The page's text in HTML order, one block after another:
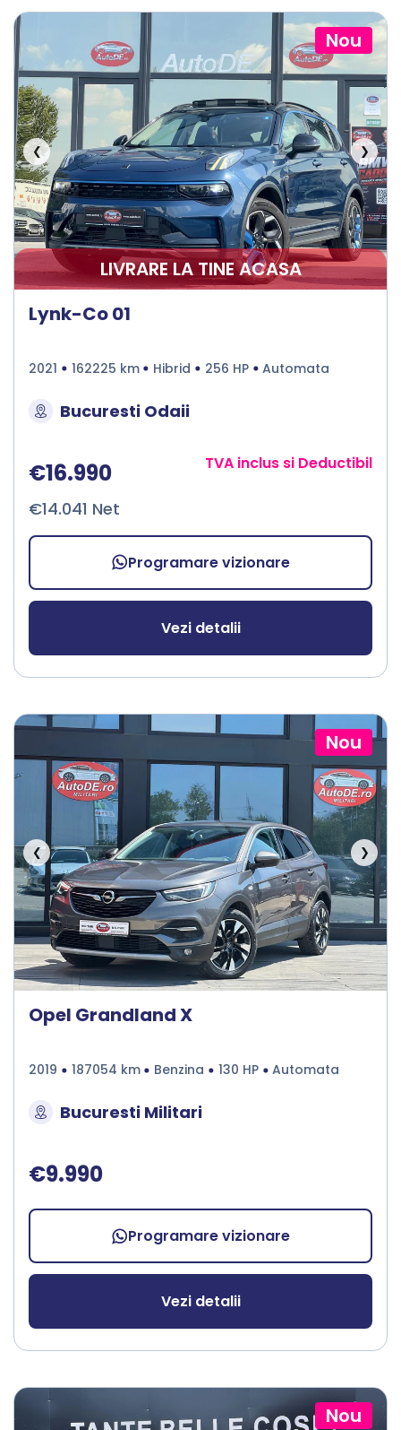
Nou
❮ ❯
LIVRARE LA TINE ACASA
Lynk-Co 01
2021 162225 km Hibrid 256 HP Automata
Bucuresti Odaii
€16.990
€14.041 Net
TVA inclus si Deductibil
Programare vizionare
Vezi detalii
Nou
❮ ❯
Opel Grandland X
2019 187054 km Benzina 130 HP Automata
Bucuresti Militari
€9.990
Programare vizionare
Vezi detalii
Nou